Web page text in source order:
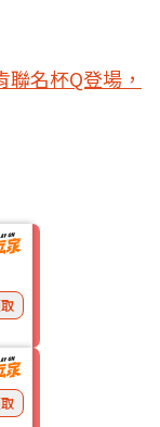
名杯Q登場，